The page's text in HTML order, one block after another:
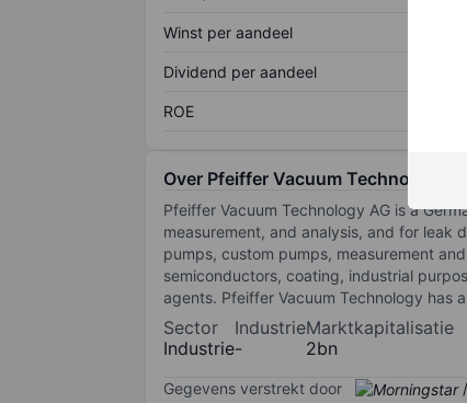
Winst per aandeel
Dividend per aandeel
ROE
Over Pfeiffer Vacuum Technology AG
Pfeiffer Vacuum Technology AG is a
measurement, and analysis, and for leak
pumps, custom pumps, measurement
semiconductors, coating, industrial
agents. Pfeiffer Vacuum Technology has
Sector
Industrie
Industrie
-
Marktkapitalisatie
2bn
Gegevens verstrekt door /